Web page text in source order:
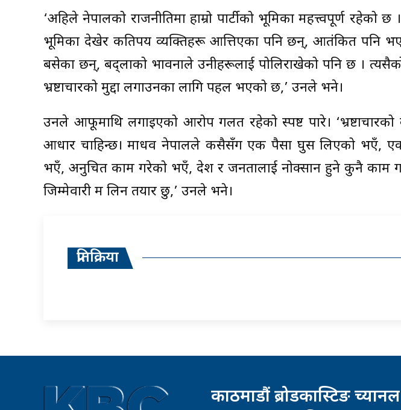
‘अहिले नेपालको राजनीतिमा हाम्रो पार्टीको भूमिका महत्त्वपूर्ण रहेको छ ।
भूमिका देखेर कतिपय व्यक्तिहरू आत्तिएका पनि छन्, आतंकित पनि
बसेका छन्, बद्लाको भावनाले उनीहरूलाई पोलिराखेको पनि छ ।
भ्रष्टाचारको मुद्दा लगाउनका लागि पहल भएको छ,’ उनले भने।
उनले आफूमाथि लगाइएको आरोप गलत रहेको स्पष्ट पारे।
आधार चाहिन्छ। माधव नेपालले कसैसँग एक पैसा घुस लिएको भएँ,
भएँ, अनुचित काम गरेको भएँ, देश र जनतालाई नोक्सान हुने कुनै काम
जिम्मेवारी म लिन तयार छु,’ उनले भने।
प्रतिक्रिया
काठमाडौं ब्रोडकास्टिङ च्यानल